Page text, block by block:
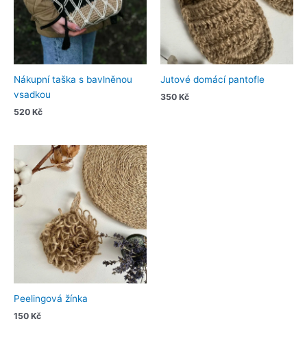
Nákupní taška s bavlněnou
vsadkou
520 Kč
Jutové domácí pantofle
350 Kč
Peelingová žínka
150 Kč